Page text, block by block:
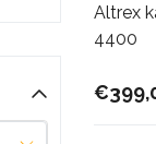
Altrex
4400